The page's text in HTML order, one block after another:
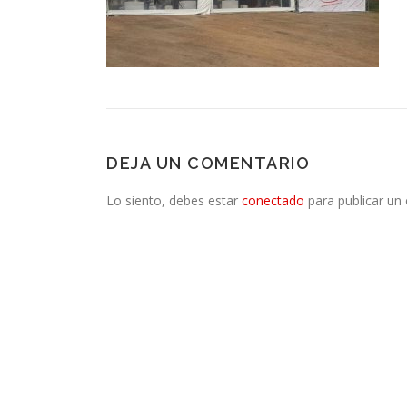
DEJA UN COMENTARIO
Lo siento, debes estar conectado para publicar un